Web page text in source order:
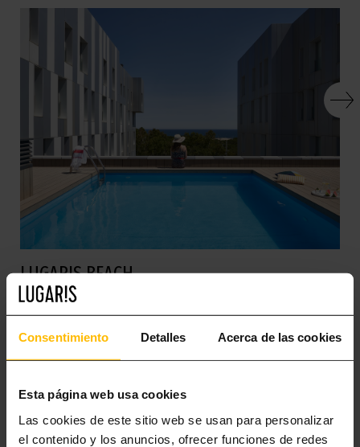
Consentimiento Detalles Acerca de las cookies
Esta página web usa cookies
Las cookies de este sitio web se usan para personalizar
el contenido y los anuncios, ofrecer funciones de redes
LUGARIS BEACH
являются её 4,2 км береговой линии, что позволяет наслаждаться